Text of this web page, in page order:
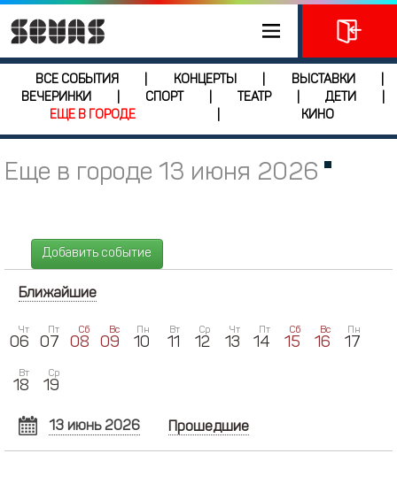
ВСЕ СОБЫТИЯ КОНЦЕРТЫ ВЫСТАВКИ
ВЕЧЕРИНКИ
СПОРТ ТЕАТР ДЕТИ
ЕЩЕ В ГОРОДЕ
КИНО
Еще в городе 13 июня 2026
Добавить событие
Ближайшие
Чт
06
Пт
07
Сб
08
Вс
09
Пн
10
Вт
11
Ср
12
Чт
13
Пт
14
Сб
15
Вс
16
Пн
17
Вт
18
Ср
19
13 июнь 2026
ИЮНЬ 2026
Прошедшие